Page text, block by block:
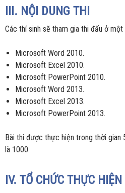
III. NỘI DUNG THI
Các thí sinh sẽ tham gia thi đấu ở
Microsoft Word 2010.
Microsoft Excel 2010.
Microsoft PowerPoint 2010.
Microsoft Word 2013.
Microsoft Excel 2013.
Microsoft PowerPoint 2013.
Bài thi được thực hiện trong thời gian
là 1000.
IV. TỔ CHỨC THỰC HIỆN